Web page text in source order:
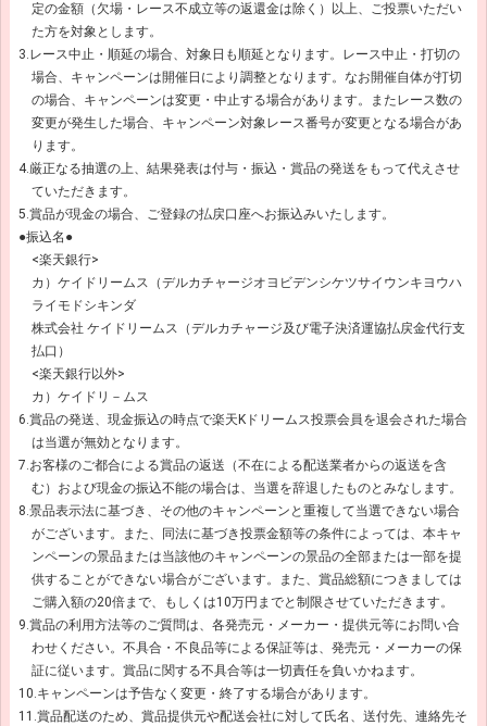
定の金額（欠場・レース不成立等の返還金は除く）以上、ご投票いただい
た方を対象とします。
3.レース中止・順延の場合、対象日も順延となります。レース中止・打切の
場合、キャンペーンは開催日により調整となります。なお開催自体が打切
の場合、キャンペーンは変更・中止する場合があります。またレース数の
変更が発生した場合、キャンペーン対象レース番号が変更となる場合があ
ります。
4.厳正なる抽選の上、結果発表は付与・振込・賞品の発送をもって代えさせ
ていただきます。
5.賞品が現金の場合、ご登録の払戻口座へお振込みいたします。
●振込名●
<楽天銀行>
カ）ケイドリームス（デルカチャージオヨビデンシケツサイウンキヨウハ
ライモドシキンダ
株式会社 ケイドリームス（デルカチャージ及び電子決済運協払戻金代行支
払口）
<楽天銀行以外>
カ）ケイドリ－ムス
6.賞品の発送、現金振込の時点で楽天Kドリームス投票会員を退会された場合
は当選が無効となります。
7.お客様のご都合による賞品の返送（不在による配送業者からの返送を含
む）および現金の振込不能の場合は、当選を辞退したものとみなします。
8.景品表示法に基づき、その他のキャンペーンと重複して当選できない場合
がございます。また、同法に基づき投票金額等の条件によっては、本キャ
ンペーンの景品または当該他のキャンペーンの景品の全部または一部を提
供することができない場合がございます。また、賞品総額につきましては
ご購入額の20倍まで、もしくは10万円までと制限させていただきます。
9.賞品の利用方法等のご質問は、各発売元・メーカー・提供元等にお問い合
わせください。不具合・不良品等による保証等は、発売元・メーカーの保
証に従います。賞品に関する不具合等は一切責任を負いかねます。
10.キャンペーンは予告なく変更・終了する場合があります。
11.賞品配送のため、賞品提供元や配送会社に対して氏名、送付先、連絡先そ